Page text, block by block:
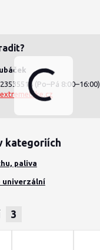
(Po–Pá 8:00–16:00)
kategoriích
paliva
univerzální
3